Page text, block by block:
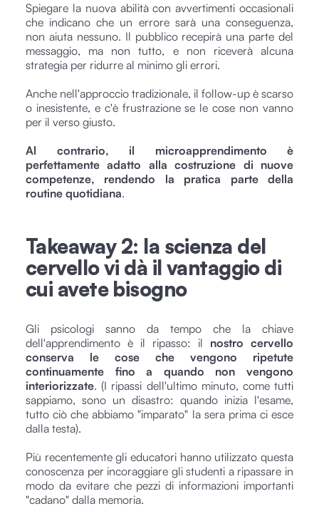
Spiegare la nuova abilità con avvertimenti occasionali
che indicano che un errore sarà una conseguenza,
non aiuta nessuno. Il pubblico recepirà una parte del
messaggio, ma non tutto, e non riceverà alcuna
strategia per ridurre al minimo gli errori.
Anche nell'approccio tradizionale, il follow-up è scarso
o inesistente, e c'è frustrazione se le cose non vanno
per il verso giusto.
Al contrario, il
microapprendimento è
perfettamente adatto alla costruzione di nuove
competenze, rendendo la pratica parte della
routine quotidiana.
Takeaway 2: la scienza del
cervello vi dà il vantaggio di
cui avete bisogno
Gli psicologi sanno da tempo che la chiave
dell'apprendimento è il ripasso: il nostro cervello
conserva le cose che vengono ripetute
continuamente fino a quando non vengono
interiorizzate. (I ripassi dell'ultimo minuto, come tutti
sappiamo, sono un disastro: quando inizia l'esame,
tutto ciò che abbiamo "imparato" la sera prima ci esce
dalla testa).
Più recentemente gli educatori hanno utilizzato questa
conoscenza per incoraggiare gli studenti a ripassare in
modo da evitare che pezzi di informazioni importanti
"cadano" dalla memoria.